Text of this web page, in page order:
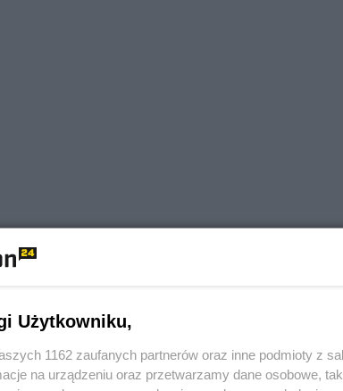
Użytkowniku,
1162 zaufanych partnerów oraz inne podmioty z
na urządzeniu oraz przetwarzamy dane osobowe,